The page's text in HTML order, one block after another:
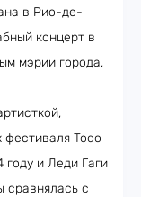
в Рио-де-
концерт в
мэрии города,
Todo
и Леди Гаги
сравнялась с